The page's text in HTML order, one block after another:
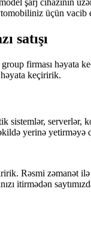
şarj cihazının
üçün vacib
satışı
firması
həyata keçiririk.
sistemlər, serverlər,
yerinə yetirməyə
Rəsmi zəmanət
itirmədən